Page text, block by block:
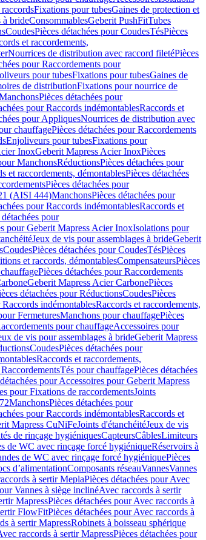
Fixations pour tubesGaines de protection et
à brideConsommablesGeberit PushFitTubes
CoudesPièces détachées pour CoudesTésPièces
et raccordements,
Nourrices de distribution avec raccord filetéPièces
pour Raccordements pour
pour tubesFixations pour tubesGaines de
de distributionFixations pour nourrice de
Pièces détachées pour
pour Raccords indémontablesRaccords et
pour AppliquesNourrices de distribution avec
chauffagePièces détachées pour Raccordements
Enjoliveurs pour tubesFixations pour
InoxGeberit Mapress Acier InoxPièces
ManchonsRéductionsPièces détachées pour
et raccordements, démontablesPièces détachées
Pièces détachées pour
(AISI 444)ManchonsPièces détachées pour
pour Raccords indémontablesRaccords et
pour
pour Geberit Mapress Acier InoxIsolations pour
Jeux de vis pour assemblages à brideGeberit
CoudesPièces détachées pour CoudesTésPièces
et raccords, démontablesCompensateursPièces
Pièces détachées pour Raccordements
Geberit Mapress Acier CarbonePièces
détachées pour RéductionsCoudesPièces
Raccords indémontablesRaccords et raccordements,
FermeturesManchons pour chauffagePièces
pour chauffageAccessoires pour
de vis pour assemblages à brideGeberit Mapress
CoudesPièces détachées pour
Raccords et raccordements,
Tés pour chauffagePièces détachées
pour Accessoires pour Geberit Mapress
pour Fixations de raccordementsJoints
ManchonsPièces détachées pour
pour Raccords indémontablesRaccords et
Mapress CuNiFeJoints d'étanchéitéJeux de vis
de rinçage hygiéniquesCapteursCâblesLimiteurs
de WC avec rinçage forcé hygiéniqueRéservoirs à
de WC avec rinçage forcé hygiéniquePièces
d’alimentationComposants réseauVannesVannes
à sertir MeplaPièces détachées pour Avec
Vannes à siège inclinéAvec raccords à sertir
MapressPièces détachées pour Avec raccords à
FlowFitPièces détachées pour Avec raccords à
à sertir MapressRobinets à boisseau sphérique
raccords à sertir MapressPièces détachées pour